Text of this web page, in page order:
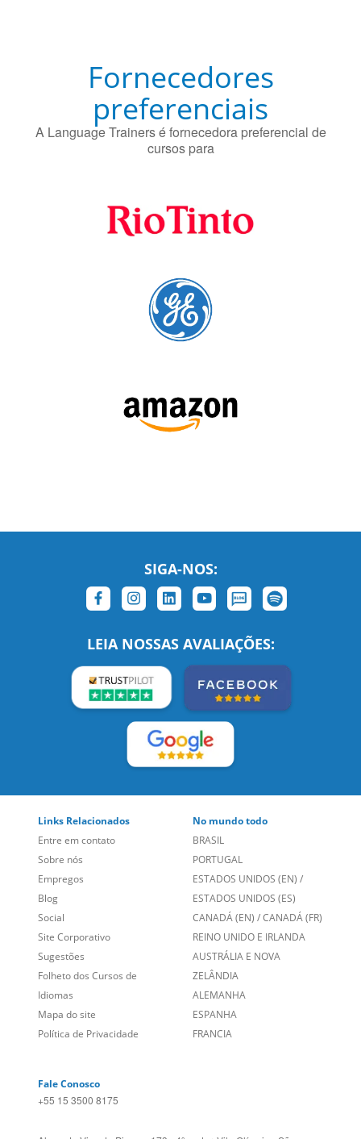
Fornecedores
preferenciais
A Language Trainers é fornecedora preferencial de
cursos para
SIGA-NOS:
LEIA NOSSAS AVALIAÇÕES:
Links Relacionados
Entre em contato
Sobre nós
Empregos
Blog
Social
Site Corporativo
Sugestões
Folheto dos Cursos de
Idiomas
Mapa do site
Política de Privacidade
No mundo todo
BRASIL
PORTUGAL
ESTADOS UNIDOS (EN) /
ESTADOS UNIDOS (ES)
CANADÁ (EN) /CANADÁ (FR)
REINO UNIDO E IRLANDA
AUSTRÁLIA E NOVA
ZELÂNDIA
ALEMANHA
ESPANHA
FRANCIA
Fale Conosco
+55 15 3500 8175